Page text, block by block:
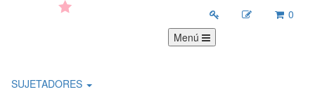
0
Menú
SUJETADORES